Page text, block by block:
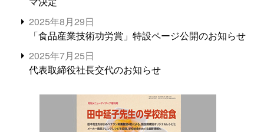
2025年8月29日
「食品産業技術功労賞」特設ページ公開のお知らせ
2025年7月25日
代表取締役社長交代のお知らせ